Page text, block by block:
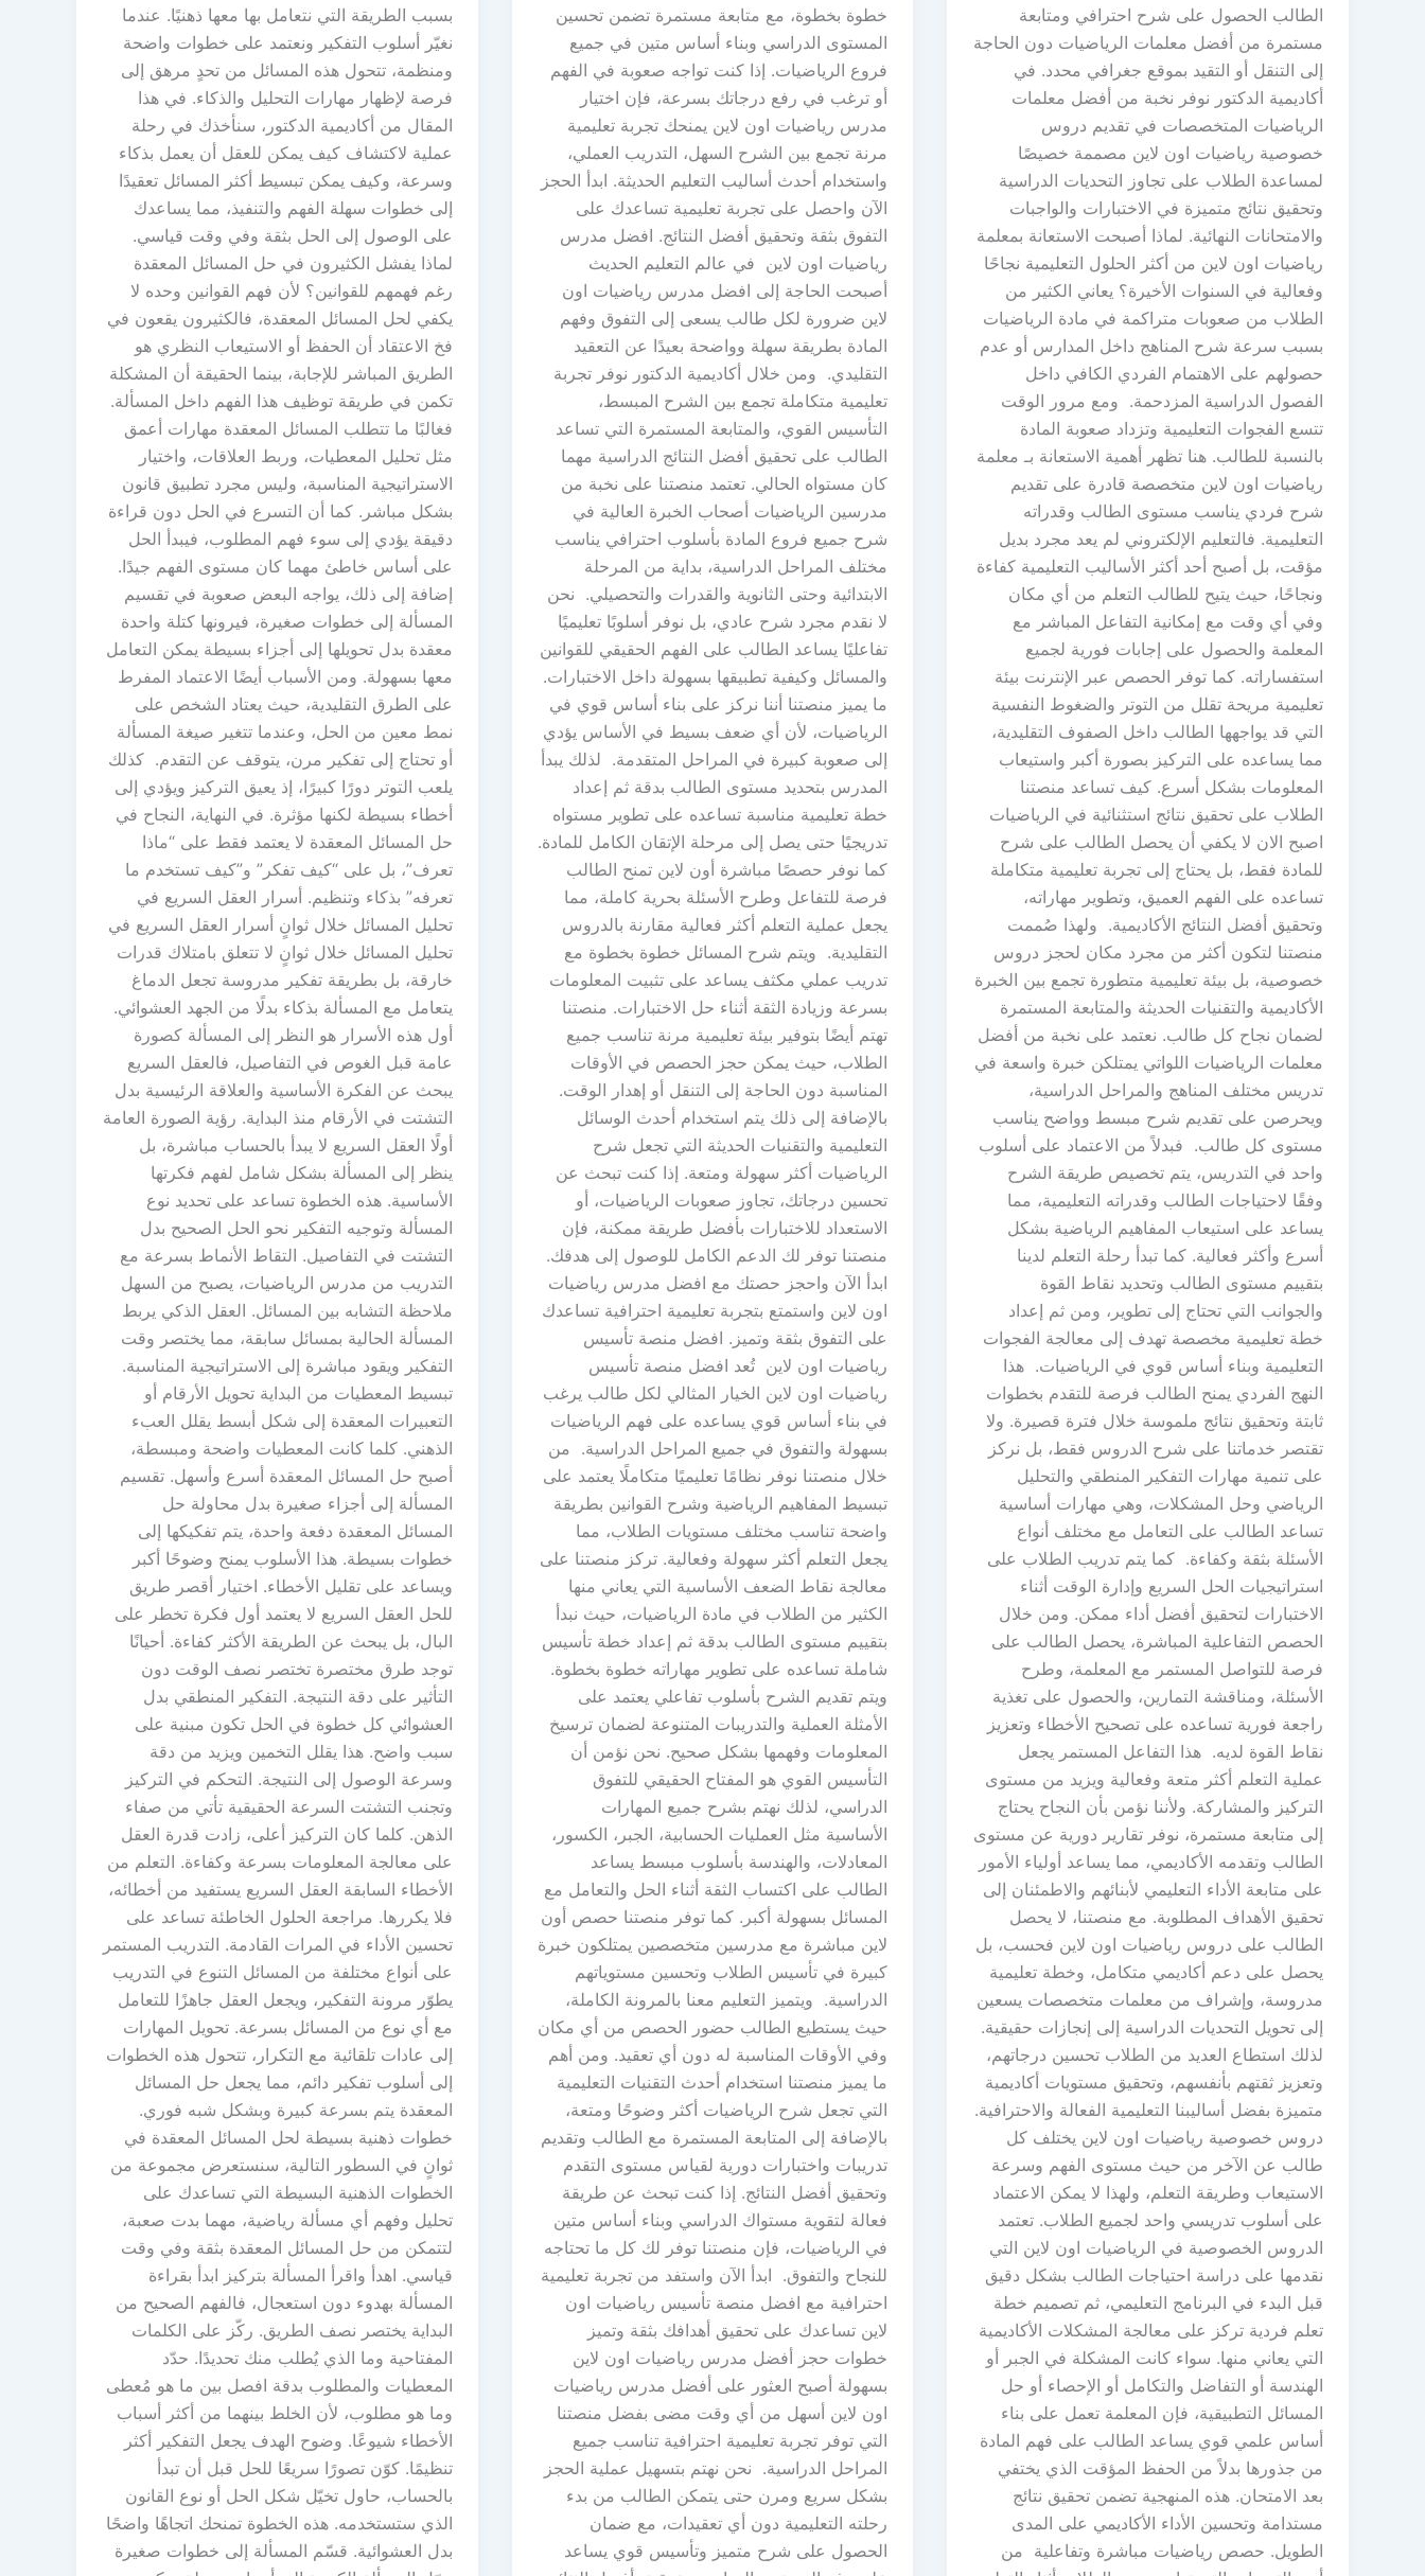
الطالب الحصول على شرح احترافي ومتابعة
مستمرة من أفضل معلمات الرياضيات دون الحاجة
إلى التنقل أو التقيد بموقع جغرافي محدد. في
أكاديمية الدكتور نوفر نخبة من أفضل معلمات
الرياضيات المتخصصات في تقديم دروس
خصوصية رياضيات اون لاين مصممة خصيصًا
لمساعدة الطلاب على تجاوز التحديات الدراسية
وتحقيق نتائج متميزة في الاختبارات والواجبات
والامتحانات النهائية. لماذا أصبحت الاستعانة بمعلمة
رياضيات اون لاين من أكثر الحلول التعليمية نجاحًا
وفعالية في السنوات الأخيرة؟ يعاني الكثير من
الطلاب من صعوبات متراكمة في مادة الرياضيات
بسبب سرعة شرح المناهج داخل المدارس أو عدم
حصولهم على الاهتمام الفردي الكافي داخل
الفصول الدراسية المزدحمة. ومع مرور الوقت
تتسع الفجوات التعليمية وتزداد صعوبة المادة
بالنسبة للطالب. هنا تظهر أهمية الاستعانة بـ معلمة
رياضيات اون لاين متخصصة قادرة على تقديم
شرح فردي يناسب مستوى الطالب وقدراته
التعليمية. فالتعليم الإلكتروني لم يعد مجرد بديل
مؤقت، بل أصبح أحد أكثر الأساليب التعليمية كفاءة
ونجاحًا، حيث يتيح للطالب التعلم من أي مكان
وفي أي وقت مع إمكانية التفاعل المباشر مع
المعلمة والحصول على إجابات فورية لجميع
استفساراته. كما توفر الحصص عبر الإنترنت بيئة
تعليمية مريحة تقلل من التوتر والضغوط النفسية
التي قد يواجهها الطالب داخل الصفوف التقليدية،
مما يساعده على التركيز بصورة أكبر واستيعاب
المعلومات بشكل أسرع. كيف تساعد منصتنا
الطلاب على تحقيق نتائج استثنائية في الرياضيات
اصبح الان لا يكفي أن يحصل الطالب على شرح
للمادة فقط، بل يحتاج إلى تجربة تعليمية متكاملة
تساعده على الفهم العميق، وتطوير مهاراته،
وتحقيق أفضل النتائج الأكاديمية. ولهذا صُممت
منصتنا لتكون أكثر من مجرد مكان لحجز دروس
خصوصية، بل بيئة تعليمية متطورة تجمع بين الخبرة
الأكاديمية والتقنيات الحديثة والمتابعة المستمرة
لضمان نجاح كل طالب. نعتمد على نخبة من أفضل
معلمات الرياضيات اللواتي يمتلكن خبرة واسعة في
تدريس مختلف المناهج والمراحل الدراسية،
ويحرصن على تقديم شرح مبسط وواضح يناسب
مستوى كل طالب. فبدلاً من الاعتماد على أسلوب
واحد في التدريس، يتم تخصيص طريقة الشرح
وفقًا لاحتياجات الطالب وقدراته التعليمية، مما
يساعد على استيعاب المفاهيم الرياضية بشكل
أسرع وأكثر فعالية. كما تبدأ رحلة التعلم لدينا
بتقييم مستوى الطالب وتحديد نقاط القوة
والجوانب التي تحتاج إلى تطوير، ومن ثم إعداد
خطة تعليمية مخصصة تهدف إلى معالجة الفجوات
التعليمية وبناء أساس قوي في الرياضيات. هذا
النهج الفردي يمنح الطالب فرصة للتقدم بخطوات
ثابتة وتحقيق نتائج ملموسة خلال فترة قصيرة. ولا
تقتصر خدماتنا على شرح الدروس فقط، بل نركز
على تنمية مهارات التفكير المنطقي والتحليل
الرياضي وحل المشكلات، وهي مهارات أساسية
تساعد الطالب على التعامل مع مختلف أنواع
الأسئلة بثقة وكفاءة. كما يتم تدريب الطلاب على
استراتيجيات الحل السريع وإدارة الوقت أثناء
الاختبارات لتحقيق أفضل أداء ممكن. ومن خلال
الحصص التفاعلية المباشرة، يحصل الطالب على
فرصة للتواصل المستمر مع المعلمة، وطرح
الأسئلة، ومناقشة التمارين، والحصول على تغذية
راجعة فورية تساعده على تصحيح الأخطاء وتعزيز
نقاط القوة لديه. هذا التفاعل المستمر يجعل
عملية التعلم أكثر متعة وفعالية ويزيد من مستوى
التركيز والمشاركة. ولأننا نؤمن بأن النجاح يحتاج
إلى متابعة مستمرة، نوفر تقارير دورية عن مستوى
الطالب وتقدمه الأكاديمي، مما يساعد أولياء الأمور
على متابعة الأداء التعليمي لأبنائهم والاطمئنان إلى
تحقيق الأهداف المطلوبة. مع منصتنا، لا يحصل
الطالب على دروس رياضيات اون لاين فحسب، بل
يحصل على دعم أكاديمي متكامل، وخطة تعليمية
مدروسة، وإشراف من معلمات متخصصات يسعين
إلى تحويل التحديات الدراسية إلى إنجازات حقيقية.
لذلك استطاع العديد من الطلاب تحسين درجاتهم،
وتعزيز ثقتهم بأنفسهم، وتحقيق مستويات أكاديمية
متميزة بفضل أساليبنا التعليمية الفعالة والاحترافية.
دروس خصوصية رياضيات اون لاين يختلف كل
طالب عن الآخر من حيث مستوى الفهم وسرعة
الاستيعاب وطريقة التعلم، ولهذا لا يمكن الاعتماد
على أسلوب تدريسي واحد لجميع الطلاب. تعتمد
الدروس الخصوصية في الرياضيات اون لاين التي
نقدمها على دراسة احتياجات الطالب بشكل دقيق
قبل البدء في البرنامج التعليمي، ثم تصميم خطة
تعلم فردية تركز على معالجة المشكلات الأكاديمية
التي يعاني منها. سواء كانت المشكلة في الجبر أو
الهندسة أو التفاضل والتكامل أو الإحصاء أو حل
المسائل التطبيقية، فإن المعلمة تعمل على بناء
أساس علمي قوي يساعد الطالب على فهم المادة
من جذورها بدلاً من الحفظ المؤقت الذي يختفي
بعد الامتحان. هذه المنهجية تضمن تحقيق نتائج
مستدامة وتحسين الأداء الأكاديمي على المدى
الطويل. حصص رياضيات مباشرة وتفاعلية من
خطوة بخطوة، مع متابعة مستمرة تضمن تحسين
المستوى الدراسي وبناء أساس متين في جميع
فروع الرياضيات. إذا كنت تواجه صعوبة في الفهم
أو ترغب في رفع درجاتك بسرعة، فإن اختيار
مدرس رياضيات اون لاين يمنحك تجربة تعليمية
مرنة تجمع بين الشرح السهل، التدريب العملي،
واستخدام أحدث أساليب التعليم الحديثة. ابدأ الحجز
الآن واحصل على تجربة تعليمية تساعدك على
التفوق بثقة وتحقيق أفضل النتائج. افضل مدرس
رياضيات اون لاين في عالم التعليم الحديث
أصبحت الحاجة إلى افضل مدرس رياضيات اون
لاين ضرورة لكل طالب يسعى إلى التفوق وفهم
المادة بطريقة سهلة وواضحة بعيدًا عن التعقيد
التقليدي. ومن خلال أكاديمية الدكتور نوفر تجربة
تعليمية متكاملة تجمع بين الشرح المبسط،
التأسيس القوي، والمتابعة المستمرة التي تساعد
الطالب على تحقيق أفضل النتائج الدراسية مهما
كان مستواه الحالي. تعتمد منصتنا على نخبة من
مدرسين الرياضيات أصحاب الخبرة العالية في
شرح جميع فروع المادة بأسلوب احترافي يناسب
مختلف المراحل الدراسية، بداية من المرحلة
الابتدائية وحتى الثانوية والقدرات والتحصيلي. نحن
لا نقدم مجرد شرح عادي، بل نوفر أسلوبًا تعليميًا
تفاعليًا يساعد الطالب على الفهم الحقيقي للقوانين
والمسائل وكيفية تطبيقها بسهولة داخل الاختبارات.
ما يميز منصتنا أننا نركز على بناء أساس قوي في
الرياضيات، لأن أي ضعف بسيط في الأساس يؤدي
إلى صعوبة كبيرة في المراحل المتقدمة. لذلك يبدأ
المدرس بتحديد مستوى الطالب بدقة ثم إعداد
خطة تعليمية مناسبة تساعده على تطوير مستواه
تدريجيًا حتى يصل إلى مرحلة الإتقان الكامل للمادة.
كما نوفر حصصًا مباشرة أون لاين تمنح الطالب
فرصة للتفاعل وطرح الأسئلة بحرية كاملة، مما
يجعل عملية التعلم أكثر فعالية مقارنة بالدروس
التقليدية. ويتم شرح المسائل خطوة بخطوة مع
تدريب عملي مكثف يساعد على تثبيت المعلومات
بسرعة وزيادة الثقة أثناء حل الاختبارات. منصتنا
تهتم أيضًا بتوفير بيئة تعليمية مرنة تناسب جميع
الطلاب، حيث يمكن حجز الحصص في الأوقات
المناسبة دون الحاجة إلى التنقل أو إهدار الوقت.
بالإضافة إلى ذلك يتم استخدام أحدث الوسائل
التعليمية والتقنيات الحديثة التي تجعل شرح
الرياضيات أكثر سهولة ومتعة. إذا كنت تبحث عن
تحسين درجاتك، تجاوز صعوبات الرياضيات، أو
الاستعداد للاختبارات بأفضل طريقة ممكنة، فإن
منصتنا توفر لك الدعم الكامل للوصول إلى هدفك.
ابدأ الآن واحجز حصتك مع افضل مدرس رياضيات
اون لاين واستمتع بتجربة تعليمية احترافية تساعدك
على التفوق بثقة وتميز. افضل منصة تأسيس
رياضيات اون لاين تُعد افضل منصة تأسيس
رياضيات اون لاين الخيار المثالي لكل طالب يرغب
في بناء أساس قوي يساعده على فهم الرياضيات
بسهولة والتفوق في جميع المراحل الدراسية. من
خلال منصتنا نوفر نظامًا تعليميًا متكاملًا يعتمد على
تبسيط المفاهيم الرياضية وشرح القوانين بطريقة
واضحة تناسب مختلف مستويات الطلاب، مما
يجعل التعلم أكثر سهولة وفعالية. تركز منصتنا على
معالجة نقاط الضعف الأساسية التي يعاني منها
الكثير من الطلاب في مادة الرياضيات، حيث نبدأ
بتقييم مستوى الطالب بدقة ثم إعداد خطة تأسيس
شاملة تساعده على تطوير مهاراته خطوة بخطوة.
ويتم تقديم الشرح بأسلوب تفاعلي يعتمد على
الأمثلة العملية والتدريبات المتنوعة لضمان ترسيخ
المعلومات وفهمها بشكل صحيح. نحن نؤمن أن
التأسيس القوي هو المفتاح الحقيقي للتفوق
الدراسي، لذلك نهتم بشرح جميع المهارات
الأساسية مثل العمليات الحسابية، الجبر، الكسور،
المعادلات، والهندسة بأسلوب مبسط يساعد
الطالب على اكتساب الثقة أثناء الحل والتعامل مع
المسائل بسهولة أكبر. كما توفر منصتنا حصص أون
لاين مباشرة مع مدرسين متخصصين يمتلكون خبرة
كبيرة في تأسيس الطلاب وتحسين مستوياتهم
الدراسية. ويتميز التعليم معنا بالمرونة الكاملة،
حيث يستطيع الطالب حضور الحصص من أي مكان
وفي الأوقات المناسبة له دون أي تعقيد. ومن أهم
ما يميز منصتنا استخدام أحدث التقنيات التعليمية
التي تجعل شرح الرياضيات أكثر وضوحًا ومتعة،
بالإضافة إلى المتابعة المستمرة مع الطالب وتقديم
تدريبات واختبارات دورية لقياس مستوى التقدم
وتحقيق أفضل النتائج. إذا كنت تبحث عن طريقة
فعالة لتقوية مستواك الدراسي وبناء أساس متين
في الرياضيات، فإن منصتنا توفر لك كل ما تحتاجه
للنجاح والتفوق. ابدأ الآن واستفد من تجربة تعليمية
احترافية مع افضل منصة تأسيس رياضيات اون
لاين تساعدك على تحقيق أهدافك بثقة وتميز
خطوات حجز أفضل مدرس رياضيات اون لاين
بسهولة أصبح العثور على أفضل مدرس رياضيات
اون لاين أسهل من أي وقت مضى بفضل منصتنا
التي توفر تجربة تعليمية احترافية تناسب جميع
المراحل الدراسية. نحن نهتم بتسهيل عملية الحجز
بشكل سريع ومرن حتى يتمكن الطالب من بدء
رحلته التعليمية دون أي تعقيدات، مع ضمان
الحصول على شرح متميز وتأسيس قوي يساعد
بسبب الطريقة التي نتعامل بها معها ذهنيًا. عندما
نغيّر أسلوب التفكير ونعتمد على خطوات واضحة
ومنظمة، تتحول هذه المسائل من تحدٍ مرهق إلى
فرصة لإظهار مهارات التحليل والذكاء. في هذا
المقال من أكاديمية الدكتور، سنأخذك في رحلة
عملية لاكتشاف كيف يمكن للعقل أن يعمل بذكاء
وسرعة، وكيف يمكن تبسيط أكثر المسائل تعقيدًا
إلى خطوات سهلة الفهم والتنفيذ، مما يساعدك
على الوصول إلى الحل بثقة وفي وقت قياسي.
لماذا يفشل الكثيرون في حل المسائل المعقدة
رغم فهمهم للقوانين؟ لأن فهم القوانين وحده لا
يكفي لحل المسائل المعقدة، فالكثيرون يقعون في
فخ الاعتقاد أن الحفظ أو الاستيعاب النظري هو
الطريق المباشر للإجابة، بينما الحقيقة أن المشكلة
تكمن في طريقة توظيف هذا الفهم داخل المسألة.
فغالبًا ما تتطلب المسائل المعقدة مهارات أعمق
مثل تحليل المعطيات، وربط العلاقات، واختيار
الاستراتيجية المناسبة، وليس مجرد تطبيق قانون
بشكل مباشر. كما أن التسرع في الحل دون قراءة
دقيقة يؤدي إلى سوء فهم المطلوب، فيبدأ الحل
على أساس خاطئ مهما كان مستوى الفهم جيدًا.
إضافة إلى ذلك، يواجه البعض صعوبة في تقسيم
المسألة إلى خطوات صغيرة، فيرونها كتلة واحدة
معقدة بدل تحويلها إلى أجزاء بسيطة يمكن التعامل
معها بسهولة. ومن الأسباب أيضًا الاعتماد المفرط
على الطرق التقليدية، حيث يعتاد الشخص على
نمط معين من الحل، وعندما تتغير صيغة المسألة
أو تحتاج إلى تفكير مرن، يتوقف عن التقدم. كذلك
يلعب التوتر دورًا كبيرًا، إذ يعيق التركيز ويؤدي إلى
أخطاء بسيطة لكنها مؤثرة. في النهاية، النجاح في
حل المسائل المعقدة لا يعتمد فقط على “ماذا
تعرف”، بل على “كيف تفكر” و”كيف تستخدم ما
تعرفه” بذكاء وتنظيم. أسرار العقل السريع في
تحليل المسائل خلال ثوانٍ أسرار العقل السريع في
تحليل المسائل خلال ثوانٍ لا تتعلق بامتلاك قدرات
خارقة، بل بطريقة تفكير مدروسة تجعل الدماغ
يتعامل مع المسألة بذكاء بدلًا من الجهد العشوائي.
أول هذه الأسرار هو النظر إلى المسألة كصورة
عامة قبل الغوص في التفاصيل، فالعقل السريع
يبحث عن الفكرة الأساسية والعلاقة الرئيسية بدل
التشتت في الأرقام منذ البداية. رؤية الصورة العامة
أولًا العقل السريع لا يبدأ بالحساب مباشرة، بل
ينظر إلى المسألة بشكل شامل لفهم فكرتها
الأساسية. هذه الخطوة تساعد على تحديد نوع
المسألة وتوجيه التفكير نحو الحل الصحيح بدل
التشتت في التفاصيل. التقاط الأنماط بسرعة مع
التدريب من مدرس الرياضيات، يصبح من السهل
ملاحظة التشابه بين المسائل. العقل الذكي يربط
المسألة الحالية بمسائل سابقة، مما يختصر وقت
التفكير ويقود مباشرة إلى الاستراتيجية المناسبة.
تبسيط المعطيات من البداية تحويل الأرقام أو
التعبيرات المعقدة إلى شكل أبسط يقلل العبء
الذهني. كلما كانت المعطيات واضحة ومبسطة،
أصبح حل المسائل المعقدة أسرع وأسهل. تقسيم
المسألة إلى أجزاء صغيرة بدل محاولة حل
المسائل المعقدة دفعة واحدة، يتم تفكيكها إلى
خطوات بسيطة. هذا الأسلوب يمنح وضوحًا أكبر
ويساعد على تقليل الأخطاء. اختيار أقصر طريق
للحل العقل السريع لا يعتمد أول فكرة تخطر على
البال، بل يبحث عن الطريقة الأكثر كفاءة. أحيانًا
توجد طرق مختصرة تختصر نصف الوقت دون
التأثير على دقة النتيجة. التفكير المنطقي بدل
العشوائي كل خطوة في الحل تكون مبنية على
سبب واضح. هذا يقلل التخمين ويزيد من دقة
وسرعة الوصول إلى النتيجة. التحكم في التركيز
وتجنب التشتت السرعة الحقيقية تأتي من صفاء
الذهن. كلما كان التركيز أعلى، زادت قدرة العقل
على معالجة المعلومات بسرعة وكفاءة. التعلم من
الأخطاء السابقة العقل السريع يستفيد من أخطائه،
فلا يكررها. مراجعة الحلول الخاطئة تساعد على
تحسين الأداء في المرات القادمة. التدريب المستمر
على أنواع مختلفة من المسائل التنوع في التدريب
يطوّر مرونة التفكير، ويجعل العقل جاهزًا للتعامل
مع أي نوع من المسائل بسرعة. تحويل المهارات
إلى عادات تلقائية مع التكرار، تتحول هذه الخطوات
إلى أسلوب تفكير دائم، مما يجعل حل المسائل
المعقدة يتم بسرعة كبيرة وبشكل شبه فوري.
خطوات ذهنية بسيطة لحل المسائل المعقدة في
ثوانٍ في السطور التالية، سنستعرض مجموعة من
الخطوات الذهنية البسيطة التي تساعدك على
تحليل وفهم أي مسألة رياضية، مهما بدت صعبة،
لتتمكن من حل المسائل المعقدة بثقة وفي وقت
قياسي. اهدأ واقرأ المسألة بتركيز ابدأ بقراءة
المسألة بهدوء دون استعجال، فالفهم الصحيح من
البداية يختصر نصف الطريق. ركّز على الكلمات
المفتاحية وما الذي يُطلب منك تحديدًا. حدّد
المعطيات والمطلوب بدقة افصل بين ما هو مُعطى
وما هو مطلوب، لأن الخلط بينهما من أكثر أسباب
الأخطاء شيوعًا. وضوح الهدف يجعل التفكير أكثر
تنظيمًا. كوّن تصورًا سريعًا للحل قبل أن تبدأ
بالحساب، حاول تخيّل شكل الحل أو نوع القانون
الذي ستستخدمه. هذه الخطوة تمنحك اتجاهًا واضحًا
بدل العشوائية. قسّم المسألة إلى خطوات صغيرة